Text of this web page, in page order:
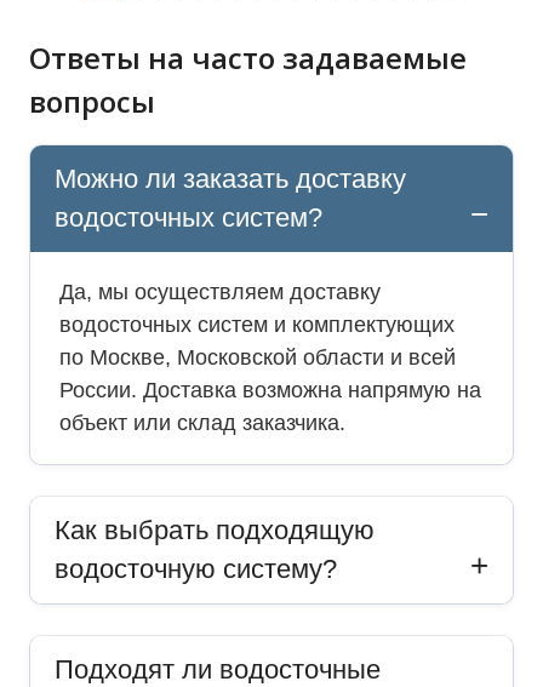
Ответы на часто задаваемые
вопросы
Можно ли заказать доставку
водосточных систем?
Да, мы осуществляем доставку
водосточных систем и комплектующих
по Москве, Московской области и всей
России. Доставка возможна напрямую на
объект или склад заказчика.
Как выбрать подходящую
водосточную систему?
Подходят ли водосточные